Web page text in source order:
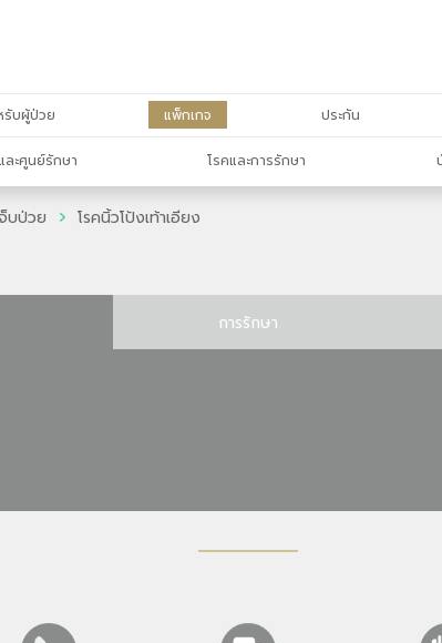
รับผู้ป่วย แพ็กเกจ ประกัน
ะศูนย์รักษา โรคและการรักษา
จ็บป่วย โรคนิ้วโป้งเท้าเอียง
การรักษา